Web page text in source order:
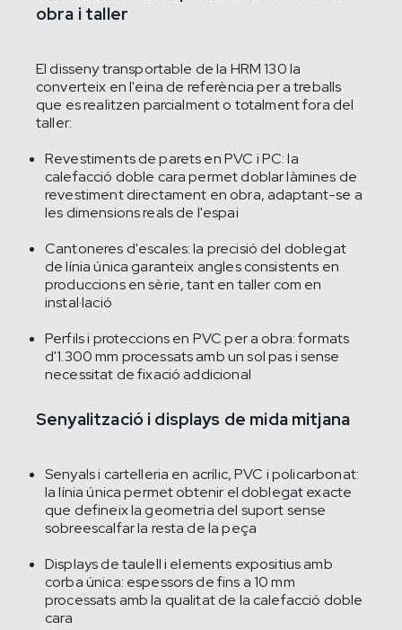
obra i taller
El disseny transportable de la HRM 130 la
converteix en l'eina de referència per a treballs
que es realitzen parcialment o totalment fora del
taller:
Revestiments de parets en PVC i PC: la
calefacció doble cara permet doblar làmines de
revestiment directament en obra, adaptant-se a
les dimensions reals de l'espai
Cantoneres d'escales: la precisió del doblegat
de línia única garanteix angles consistents en
produccions en sèrie, tant en taller com en
instal·lació
Perfils i proteccions en PVC per a obra: formats
d'1.300 mm processats amb un sol pas i sense
necessitat de fixació addicional
Senyalització i displays de mida mitjana
Senyals i cartelleria en acrílic, PVC i policarbonat:
la línia única permet obtenir el doblegat exacte
que defineix la geometria del suport sense
sobreescalfar la resta de la peça
Displays de taulell i elements expositius amb
corba única: espessors de fins a 10 mm
processats amb la qualitat de la calefacció doble
cara